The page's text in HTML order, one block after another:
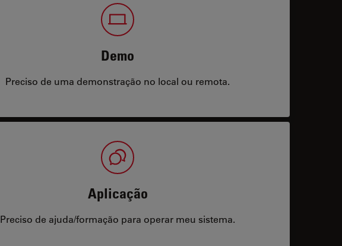
Demo
Preciso de uma demonstração no local ou remota.
Aplicação
Preciso de ajuda/formação para operar meu sistema.